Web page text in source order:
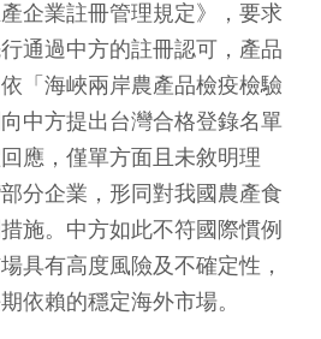
企業註冊管理規定》，要求
通過中方的註冊認可，產品
「海峽兩岸農產品檢疫檢驗
中方提出台灣合格登錄名單
應，僅單方面且未敘明理
分企業，形同對我國農產食
施。中方如此不符國際慣例
具有高度風險及不確定性，
依賴的穩定海外市場。